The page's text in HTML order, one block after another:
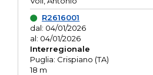
R2616001
dal: 04/01/2026
al: 04/01/2026
Interregionale
Puglia: Crispiano (TA)
18 m